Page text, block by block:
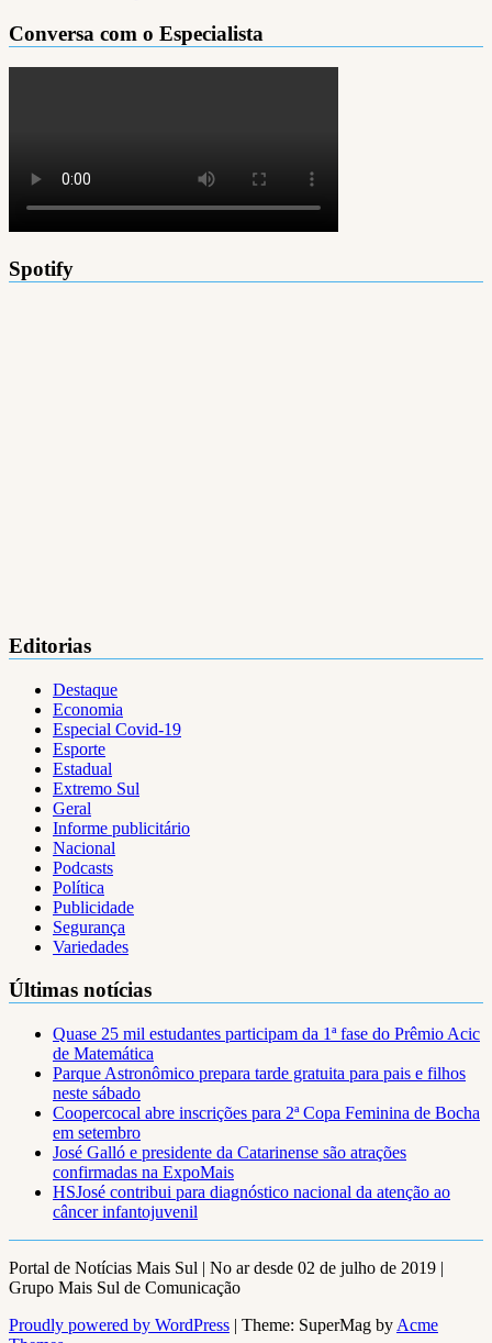
Conversa com o Especialista
Spotify
Editorias
Destaque
Economia
Especial Covid-19
Esporte
Estadual
Extremo Sul
Geral
Informe publicitário
Nacional
Podcasts
Política
Publicidade
Segurança
Variedades
Últimas notícias
Quase 25 mil estudantes participam da 1ª fase do Prêmio Acic
de Matemática
Parque Astronômico prepara tarde gratuita para pais e filhos
neste sábado
Coopercocal abre inscrições para 2ª Copa Feminina de Bocha
em setembro
José Galló e presidente da Catarinense são atrações
confirmadas na ExpoMais
HSJosé contribui para diagnóstico nacional da atenção ao
câncer infantojuvenil
Portal de Notícias Mais Sul | No ar desde 02 de julho de 2019 |
Grupo Mais Sul de Comunicação
Proudly powered by WordPress | Theme: SuperMag by Acme